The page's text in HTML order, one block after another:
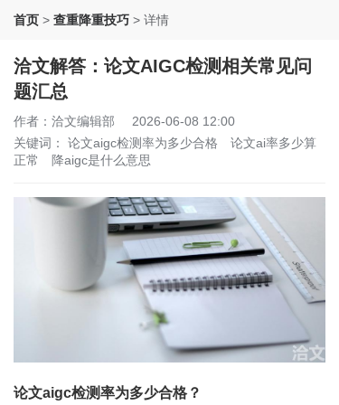
首页 > 查重降重技巧 > 详情
洽文解答：论文AIGC检测相关常见问
题汇总
作者：洽文编辑部
2026-06-08 12:00
关键词： 论文aigc检测率为多少合格
论文ai率多少算
正常
降aigc是什么意思
论文aigc检测率为多少合格？